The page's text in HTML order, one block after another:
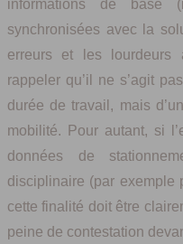
informations de base
synchronisées avec la
erreurs et les lourdeurs
rappeler qu’il ne s’agit
durée de travail, mais
mobilité. Pour autant, si
données de
disciplinaire (par exemple
cette finalité doit être
peine de contestation